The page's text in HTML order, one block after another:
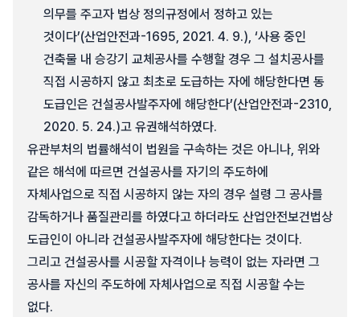
의무를 주고자 법상 정의규정에서 정하고 있는
것이다’(산업안전과-1695, 2021. 4. 9.), ‘사용 중인
건축물 내 승강기 교체공사를 수행할 경우 그 설치공사를
직접 시공하지 않고 최초로 도급하는 자에 해당한다면 동
도급인은 건설공사발주자에 해당한다’(산업안전과-2310,
2020. 5. 24.)고 유권해석하였다.
유관부처의 법률해석이 법원을 구속하는 것은 아니나, 위와
같은 해석에 따르면 건설공사를 자기의 주도하에
자체사업으로 직접 시공하지 않는 자의 경우 설령 그 공사를
감독하거나 품질관리를 하였다고 하더라도 산업안전보건법상
도급인이 아니라 건설공사발주자에 해당한다는 것이다.
그리고 건설공사를 시공할 자격이나 능력이 없는 자라면 그
공사를 자신의 주도하에 자체사업으로 직접 시공할 수는
없다.